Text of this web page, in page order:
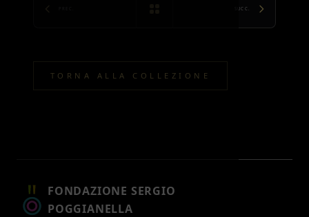
SUCC.
TORNA ALLA COLLEZIONE
FONDAZIONE SERGIO
POGGIANELLA